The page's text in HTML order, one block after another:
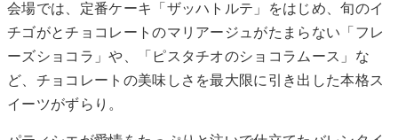
会場では、定番ケーキ「ザッハトルテ」をはじめ、旬のイ
チゴがとチョコレートのマリアージュがたまらない「フレ
ーズショコラ」や、「ピスタチオのショコラムース」な
ど、チョコレートの美味しさを最大限に引き出した本格ス
イーツがずらり。